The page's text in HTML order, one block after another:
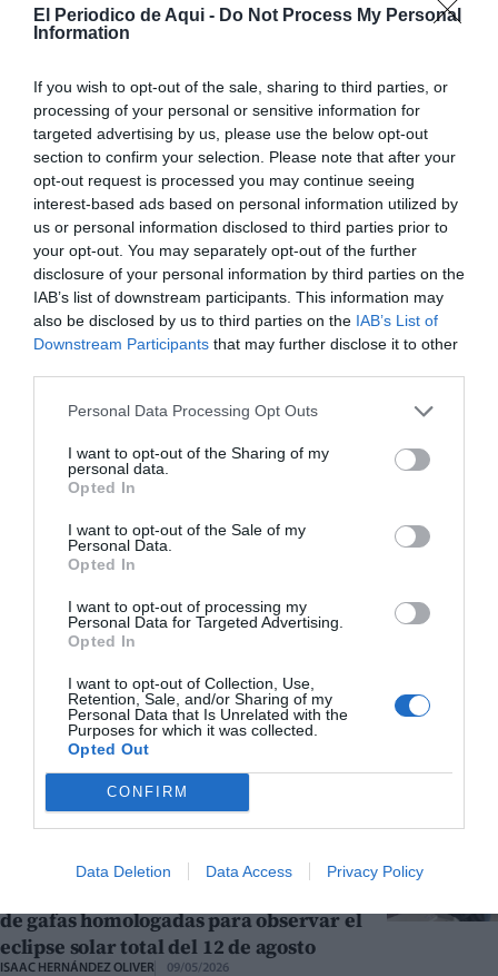
El Periodico de Aqui - Do Not Process My Personal
Information
If you wish to opt-out of the sale, sharing to third parties, or
processing of your personal or sensitive information for
targeted advertising by us, please use the below opt-out
section to confirm your selection. Please note that after your
opt-out request is processed you may continue seeing
interest-based ads based on personal information utilized by
us or personal information disclosed to third parties prior to
your opt-out. You may separately opt-out of the further
disclosure of your personal information by third parties on the
IAB’s list of downstream participants. This information may
also be disclosed by us to third parties on the IAB’s List of
Downstream Participants that may further disclose it to other
Personal Data Processing Opt Outs
I want to opt-out of the Sharing of my
personal data.
Opted In
I want to opt-out of the Sale of my
Personal Data.
Opted In
I want to opt-out of processing my
Personal Data for Targeted Advertising.
Opted In
I want to opt-out of Collection, Use,
Retention, Sale, and/or Sharing of my
Personal Data that Is Unrelated with the
Purposes for which it was collected.
Opted Out
CONFIRM
Data Deletion Data Access Privacy Policy
BORJA PEDRÓS 11/07/2026
El Buque Escuela Cervantes Saavedra
organiza una travesía para observar el
eclipse solar desde las islas Columbretes
REDACCIÓN EPDA 07/07/2026
ECLIPSE SOLAR
Valencia regala gafas homologadas para
disfrutar del eclipse solar con total
seguridad
HUGO MORENO 07/07/2026
ECLIPSE SOLAR
Los ópticos advierten: mirar el eclipse sin
filtros homologados puede provocar
lesiones irreversibles
ECLIPSE SOLAR
¿Dónde ver el gran eclipse solar del 12 de
son los ocho puntos oficiales
JUDITH CELMA 16/06/2026
ECLIPSE SOLAR
El interior valenciano se prepara para
una llegada masiva de visitantes por el
eclipse solar de agosto
JUDITH CELMA 17/05/2026
ECLIPSE SOLAR
Estos son los mejores lugares para ver el
eclipse solar del 12 de agosto en la
Comunitat Valenciana
REDACCIÓN 10/05/2026
CASTELLÓ DE LA PLANA
de gafas homologadas para observar el
eclipse solar total del 12 de agosto
ISAAC HERNÁNDEZ OLIVER 09/05/2026